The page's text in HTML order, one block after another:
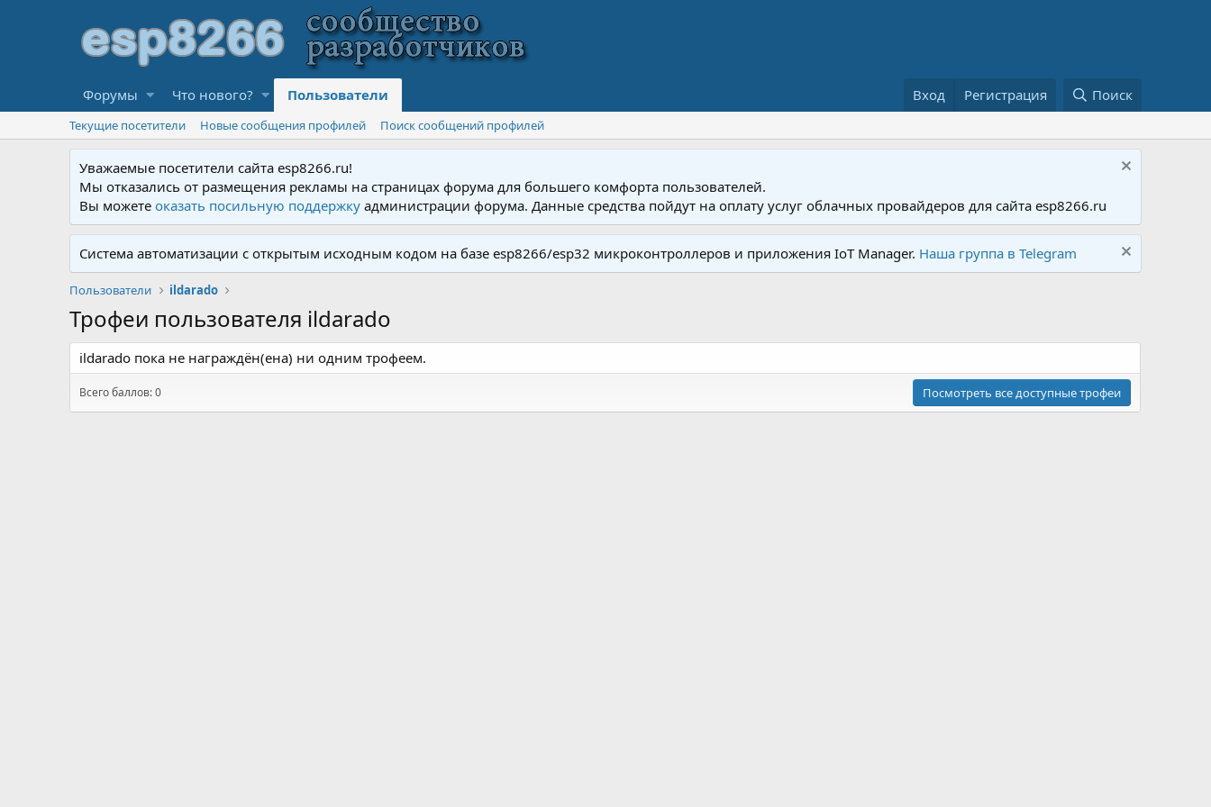
Форумы Что нового? Пользователи Вход Регистрация Поиск
Текущие посетители Новые сообщения профилей Поиск сообщений профилей
Уважаемые посетители сайта esp8266.ru!
Мы отказались от размещения рекламы на страницах форума для большего комфорта пользователей.
Вы можетеоказать посильную поддержку администрации форума. Данные средства пойдут на оплату услуг облачных провайдеров для сайта esp8266.ru
Система автоматизации с открытым исходным кодом на базе esp8266/esp32 микроконтроллеров и приложения IoT Manager. Наша группа в Telegram
Пользователи ildarado
Трофеи пользователя ildarado
ildarado пока не награждён(ена) ни одним трофеем.
Всего баллов: 0 Посмотреть все доступные трофеи